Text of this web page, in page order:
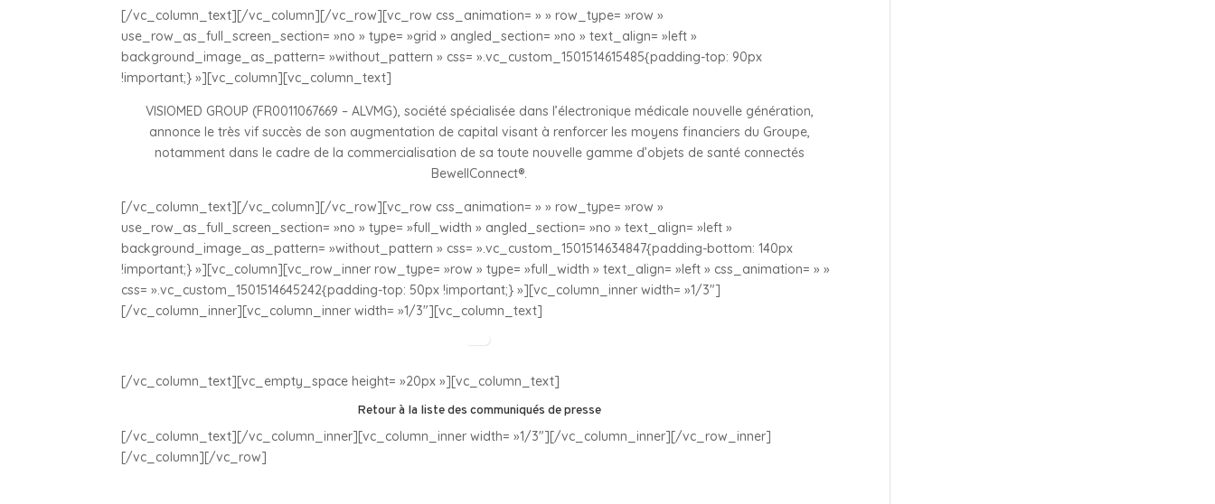
[/vc_column_text][/vc_column][/vc_row][vc_row css_animation= » » row_type= »row »
use_row_as_full_screen_section= »no » type= »grid » angled_section= »no » text_align= »left »
background_image_as_pattern= »without_pattern » css= ».vc_custom_1501514615485{padding-top: 90px
!important;} »][vc_column][vc_column_text]
VISIOMED GROUP (FR0011067669 – ALVMG), société spécialisée dans l’électronique médicale nouvelle génération,
annonce le très vif succès de son augmentation de capital visant à renforcer les moyens financiers du Groupe,
notamment dans le cadre de la commercialisation de sa toute nouvelle gamme d’objets de santé connectés
BewellConnect®.
[/vc_column_text][/vc_column][/vc_row][vc_row css_animation= » » row_type= »row »
use_row_as_full_screen_section= »no » type= »full_width » angled_section= »no » text_align= »left »
background_image_as_pattern= »without_pattern » css= ».vc_custom_1501514634847{padding-bottom: 140px
!important;} »][vc_column][vc_row_inner row_type= »row » type= »full_width » text_align= »left » css_animation= » »
css= ».vc_custom_1501514645242{padding-top: 50px !important;} »][vc_column_inner width= »1/3″]
[/vc_column_inner][vc_column_inner width= »1/3″][vc_column_text]
[/vc_column_text][vc_empty_space height= »20px »][vc_column_text]
Retour à la liste des communiqués de presse
[/vc_column_text][/vc_column_inner][vc_column_inner width= »1/3″][/vc_column_inner][/vc_row_inner]
[/vc_column][/vc_row]